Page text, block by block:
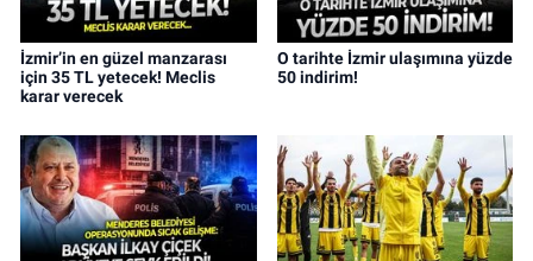
İzmir’in en güzel manzarası
için 35 TL yetecek! Meclis
karar verecek
O tarihte İzmir ulaşımına yüzde
50 indirim!